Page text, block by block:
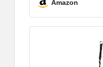
Amazon